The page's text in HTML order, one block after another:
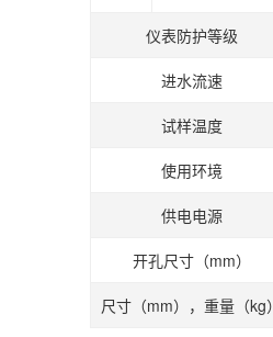
仪表防护等级
进水流速
试样温度
使用环境
供电电源
开孔尺寸（mm）
尺寸（mm），重量（kg）